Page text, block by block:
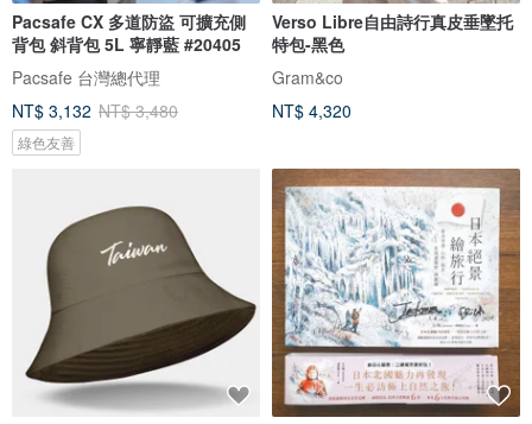
Pacsafe CX 多道防盜 可擴充側
背包 斜背包 5L 寧靜藍 #20405
Pacsafe 台灣總代理
NT$ 3,132 NT$ 3,480
綠色友善
Verso Libre自由詩行真皮垂墜托
特包-黑色
Gram&co
NT$ 4,320